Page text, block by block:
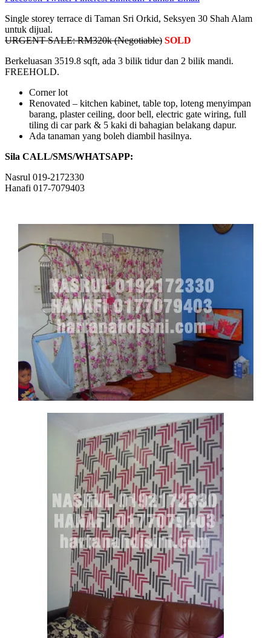
Single storey terrace di Taman Sri Orkid, Seksyen 30 Shah Alam
untuk dijual.
URGENT SALE: RM320k (Negotiable) SOLD
Berkeluasan 3519.8 sqft, ada 3 bilik tidur dan 2 bilik mandi.
FREEHOLD.
Corner lot
Renovated – kitchen kabinet, table top, loteng menyimpan
barang, plaster ceiling, door bell, electric gate wiring, full
tiling di car park & 5 kaki di bahagian belakang dapur.
Ada tanaman yang boleh diambil hasilnya.
Sila CALL/SMS/WHATSAPP:
Nasrul 019-2172330
Hanafi 017-7079403